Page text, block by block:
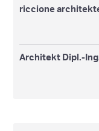
riccione
Architekt Dipl.-